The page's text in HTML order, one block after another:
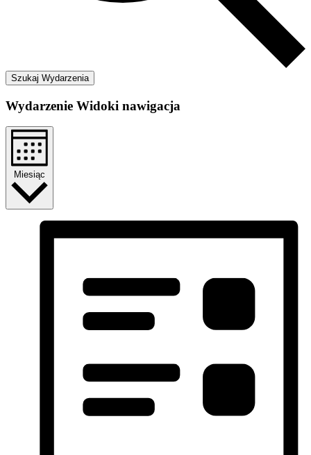
Szukaj Wydarzenia
Wydarzenie Widoki nawigacja
Miesiąc